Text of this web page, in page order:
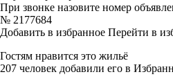
При звонке назовите номер
№ 2177684
Добавить в избранное Перейти в
Гостям нравится это жильё
207 человек добавили его в